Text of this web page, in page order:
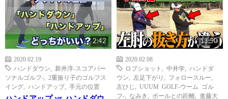
2:42
2020.02.19
ハンドダウン
新井淳-スコアパー
ソナルゴルフ-
2重振り子のゴルフス
イング
ハンドアップ, 手元の位置
13:50
2020.02.08
ロブショット
中井学
ハンドダ
ウン
左足下がり フォロースルー
左ひじ
UUUM GOLF-ウーム ゴル
フ-
なみき ボールとの距離
進藤大